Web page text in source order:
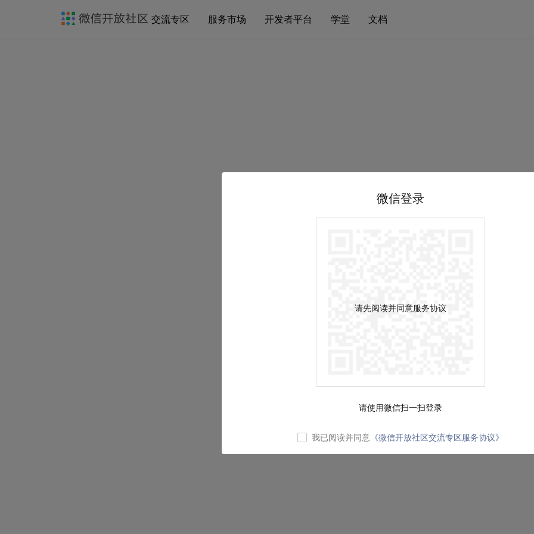
交流专区 服务市场 开发者平台 学堂 文档
微信登录
请先阅读并同意服务协议
请使用微信扫一扫登录
我已阅读并同意 《微信开放社区交流专区服务协议》